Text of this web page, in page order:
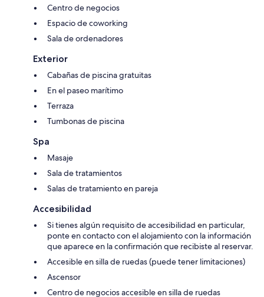
Centro de negocios
Espacio de coworking
Sala de ordenadores
Exterior
Cabañas de piscina gratuitas
En el paseo marítimo
Terraza
Tumbonas de piscina
Spa
Masaje
Sala de tratamientos
Salas de tratamiento en pareja
Accesibilidad
Si tienes algún requisito de accesibilidad en particular,
ponte en contacto con el alojamiento con la información
que aparece en la confirmación que recibiste al reservar.
Accesible en silla de ruedas (puede tener limitaciones)
Ascensor
Centro de negocios accesible en silla de ruedas